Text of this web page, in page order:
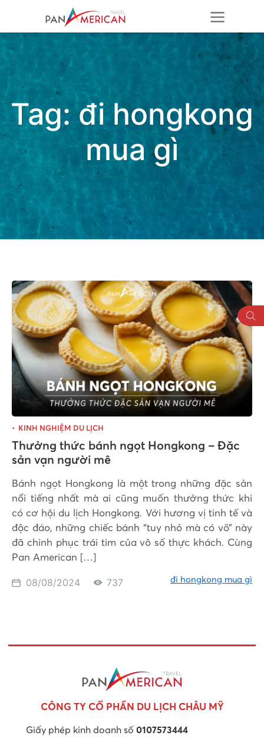
Tag:đi hongkong
mua gì
KINH NGHIỆM DU LỊCH
Thưởng thức bánh ngọt Hongkong – Đặc
sản vạn người mê
Bánh ngọt Hongkong là một trong những đặc sản
nổi tiếng nhất mà ai cũng muốn thưởng thức khi
có cơ hội du lịch Hongkong. Với hương vị tinh tế và
độc đáo, những chiếc bánh “tuy nhỏ mà có võ” này
đã chinh phục trái tim của vô số thực khách. Cùng
Pan American […]
08/08/2024 737 đi hongkong mua gì
CÔNG TY CỔ PHẦN DU LỊCH CHÂU MỸ
Giấy phép kinh doanh số 0107573444